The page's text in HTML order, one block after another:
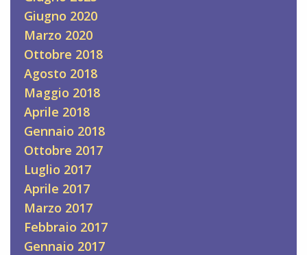
Giugno 2020
Marzo 2020
Ottobre 2018
Agosto 2018
Maggio 2018
Aprile 2018
Gennaio 2018
Ottobre 2017
Luglio 2017
Aprile 2017
Marzo 2017
Febbraio 2017
Gennaio 2017